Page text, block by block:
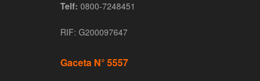
Telf: 0800-7248451
RIF: G200097647
Gaceta N° 5557